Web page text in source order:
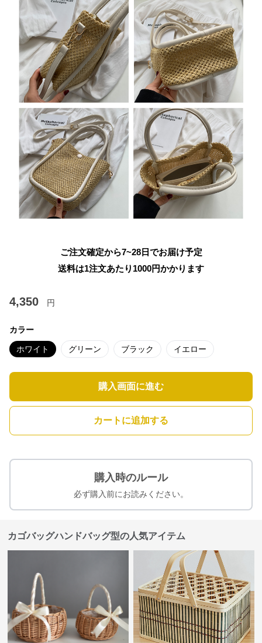
ご注文確定から7~28日でお届け予定
送料は1注文あたり 1000円かかります
4,350 円
カラー
ホワイト グリーン ブラック イエロー
購入画面に進む
カートに追加する
購入時のルール
必ず購入前にお読みください。
カゴバッグハンドバッグ型の人気アイテム